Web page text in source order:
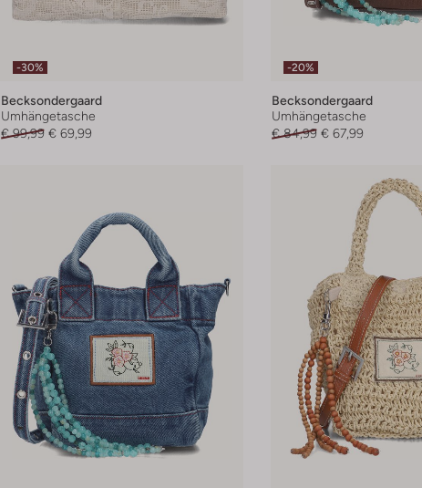
-30%
Becksondergaard
Umhängetasche
€ 99,99 € 69,99
-20%
Becksondergaard
Umhängetasche
€ 84,99 € 67,99